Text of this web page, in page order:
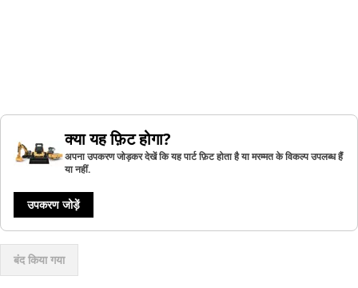
क्या यह फ़िट होगा?
अपना उपकरण जोड़कर देखें कि यह पार्ट फ़िट होता है या मरम्मत के विकल्प उपलब्ध हैं
या नहीं.
उपकरण जोड़ें
बंद किया गया